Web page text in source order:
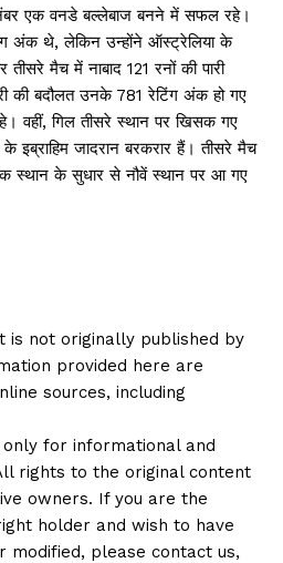
एक वनडे बल्लेबाज बनने में सफल रहे।
अंक थे, लेकिन उन्होंने ऑस्ट्रेलिया के
मैच में नाबाद 121 रनों की पारी
की बदौलत उनके 781 रेटिंग अंक हो गए
वहीं, गिल तीसरे स्थान पर खिसक गए
इब्राहिम जादरान बरकरार हैं। तीसरे मैच
स्थान के सुधार से नौवें स्थान पर आ गए
is not originally published by
provided here are
sources, including
for informational and
rights to the original content
owners. If you are the
holder and wish to have
modified, please contact us,